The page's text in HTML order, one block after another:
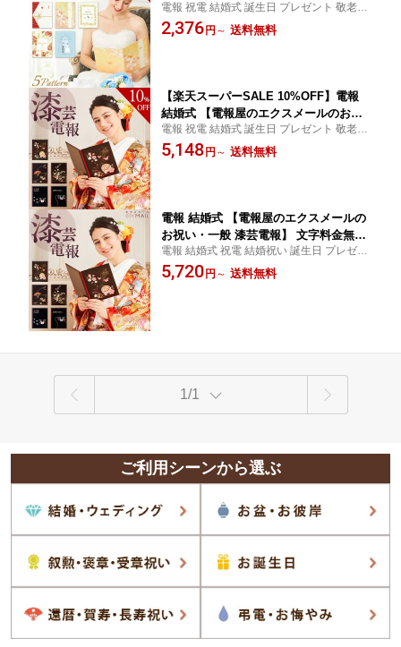
い・一般 プレミアムカード電報】祝電
おしゃれ 文例 メッセージ 結婚祝い 誕
電報 祝電 結婚式 誕生日 プレゼント 敬老の
日 2026 暑中見舞い 残暑 長寿祝い ギフト
お祝い 出産祝い
2,376 円 ～ 送料無料
【楽天スーパーSALE 10%OFF】電報
結婚式 【電報屋のエクスメールのお祝
い・一般 漆芸電報】 祝電 うるし風 和
風 文例 メッセージ 結婚祝い 誕生日 プ
電報 祝電 結婚式 誕生日 プレゼント 敬老の
日 2026 暑中見舞い 残暑 長寿祝い 開業 開
店祝い 就任 栄転祝い 当選祝い ギフト お祝
5,148 円 ～ 送料無料
電報 結婚式 【電報屋のエクスメールの
お祝い・一般 漆芸電報】 文字料金無料
うるし風 和風 祝電 誕生日 文例 メッセ
ージ ギフト 結婚 記念日 プレゼント 敬
電報 結婚式 祝電 結婚祝い 誕生日 プレゼン
ト 叙勲 受章祝い 還暦 長寿祝い 開業 開店祝
い 就任 栄転祝い 家族 会社 職場 取引先 男
5,720 円 ～ 送料無料
1/1
ご利用シーンから選ぶ